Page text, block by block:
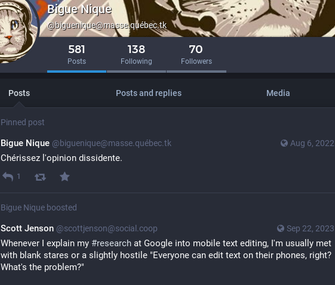
Bigue Nique
@biguenique@masse.québec.tk
581
Posts
138
Following
70
Followers
Posts Posts and replies Media
Pinned post
Aug 6, 2022
Bigue Nique @biguenique@masse.québec.tk
Chérissez l'opinion dissidente.
1
Bigue Nique boosted
Sep 22, 2023
Scott Jenson @scottjenson@social.coop
Whenever I explain my #research at Google into mobile text editing, I'm usually met
with blank stares or a slightly hostile "Everyone can edit text on their phones, right?
What's the problem?"